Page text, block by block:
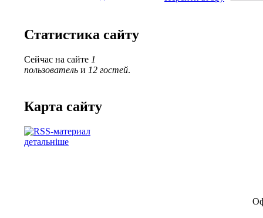
Статистика сайту
Сейчас на сайте 1
пользователь и 12 гостей.
Карта сайту
детальніше